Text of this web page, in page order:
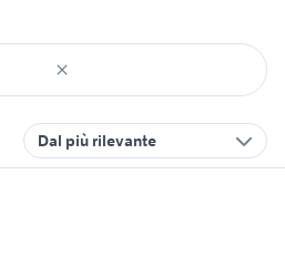
Dal più rilevante